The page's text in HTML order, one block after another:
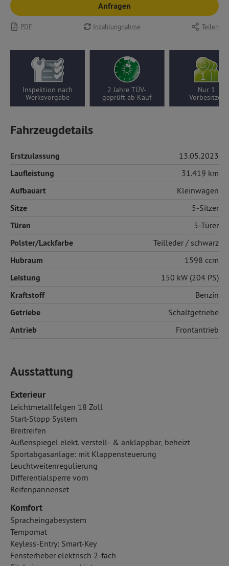
Anfragen
PDF Inzahlungnahme Teilen
Inspektion nach
Werksvorgabe
2 Jahre TÜV-
geprüft ab Kauf
Nur 1
Vorbesitzer
Fahrzeugdetails
Erstzulassung 13.05.2023
Laufleistung 31.419 km
Aufbauart Kleinwagen
Sitze 5-Sitzer
Türen 5-Türer
Polster/Lackfarbe Teilleder / schwarz
Hubraum 1598 ccm
Leistung 150 kW (204 PS)
Kraftstoff Benzin
Getriebe Schaltgetriebe
Antrieb Frontantrieb
Ausstattung
Exterieur
Leichtmetallfelgen 18 Zoll
Start-Stopp System
Breitreifen
Außenspiegel elekt. verstell- & anklappbar, beheizt
Sportabgasanlage: mit Klappensteuerung
Leuchtweitenregulierung
Differentialsperre vorn
Reifenpannenset
Komfort
Spracheingabesystem
Tempomat
Keyless-Entry: Smart-Key
Fensterheber elektrisch 2-fach